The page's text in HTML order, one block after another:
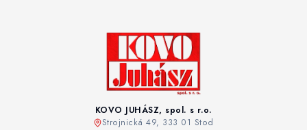
KOVO JUHÁSZ, spol. s r.o.
Strojnická 49, 333 01 Stod